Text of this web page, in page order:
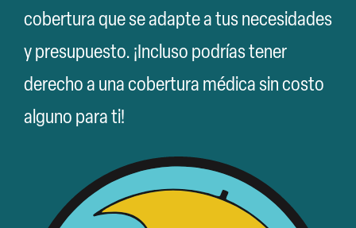
cobertura que se adapte a tus necesidades
y presupuesto. ¡Incluso podrías tener
derecho a una cobertura médica sin costo
alguno para ti!